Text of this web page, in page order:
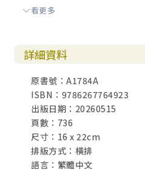
時，你仍可相信本書書卷大綱
我們在編寫這本手冊時，最
的基督徒更理解聖經，也幫
教學。我們相信聖經是上帝
生活的指南。因此，我們也
青年牧師、兒童主日學老師
人，都能善用此手冊，並從
含的新鮮信息，足以吸引傳道
看更多
詳細資料
原書號：A1784A
ISBN：9786267764923
出版日期：20260515
頁數：736
尺寸：16 x 22cm
排版方式：橫排
語言：繁體中文